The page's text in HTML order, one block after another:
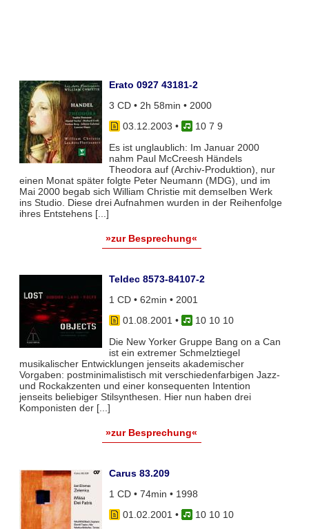
Erato 0927 43181-2
3 CD • 2h 58min • 2000
03.12.2003 •
10 7 9
Es ist unglaublich: Im Januar 2000
nahm Paul McCreesh Händels
Theodora auf (Archiv-Produktion), nur
einen Monat später folgte Peter Neumann (MDG), und im
Mai 2000 begab sich William Christie mit demselben Werk
ins Studio. Diese drei Aufnahmen wurden in der Reihenfolge
ihres Entstehens [...]
»zur Besprechung«
Teldec 8573-84107-2
1 CD • 62min • 2001
01.08.2001 •
10 10 10
Die New Yorker Gruppe Bang on a Can
ist ein extremer Schmelztiegel
musikalischer Entwicklungen jenseits akademischer
Vorgaben: postminimalistisch mit verschiedenfarbigen Jazz-
und Rockakzenten und einer konsequenten Intention
jenseits beliebiger Stilsynthesen. Hier nun haben drei
Komponisten der [...]
»zur Besprechung«
Carus 83.209
1 CD • 74min • 1998
01.02.2001 •
10 10 10